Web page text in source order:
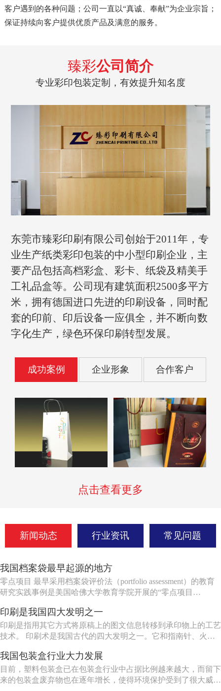
客户遇到的各种问题；公司一直以“真诚、奉献”为企业宗旨；
保证持续向客户提供优质产品及满意的服务。
臻彩公司简介
专业彩印包装定制，有效提升知名度
东莞市臻彩印刷有限公司创始于2011年，专
业生产纸类彩印包装的中小型印刷企业，主
要产品包括高档彩盒、彩卡、纸袋及精美手
工礼品盒等。公司现有建筑面积2500多平方
米，拥有德国进口先进的印刷设备，同时配
套的印前、印后设备一应俱全，并不断向数
字化生产，绿色环保印刷转型发展。
成功案例 企业形象 合作客户
点击查看更多
新闻动态 行业资讯 常见问题
我国档案袋最早起源的地方
零点项目 最早采用档案袋评价法（portfolio assessment）的教育
研究实践事例是美国哈佛大学教育学院开展的“零点项目
家哥德曼（N.Goodman）发起了艺术教育活动。到了1972
年，“零点项目”由于得到了提...
印刷是我国四大发明之一
印刷是指用其它方式将原稿上的图文信息转移到承印物上的工艺
技术。 印刷术是我国古代的四大发明之一。它和指南针、火
一台快速印刷机，这以后才开始了印刷技术的机械化过程。
1860年，美国生产出第一批轮转机，以后德国相继生产了双色快
速印刷机...
我国包装盒行业大力发展
目前，塑料包装盒已在包装盒行业中占据比例越来越大，而留下
来的包装盒废弃物也在逐年增长，使得环境保护受到了很大威